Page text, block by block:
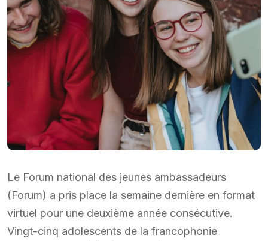
Le Forum national des jeunes ambassadeurs
(Forum) a pris place la semaine dernière en format
virtuel pour une deuxième année consécutive.
Vingt-cinq adolescents de la francophonie